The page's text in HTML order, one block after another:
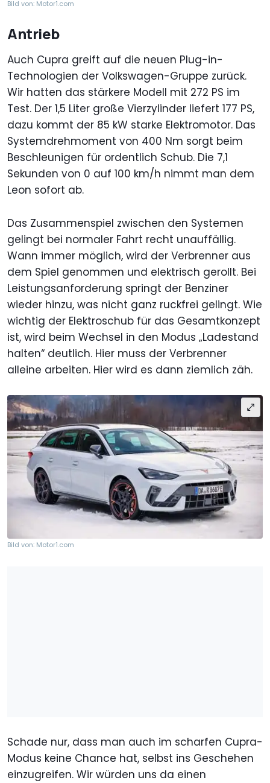
Bild von: Motor1.com
Antrieb
Auch Cupra greift auf die neuen Plug-in-
Technologien der Volkswagen-Gruppe zurück.
Wir hatten das stärkere Modell mit 272 PS im
Test. Der 1,5 Liter große Vierzylinder liefert 177 PS,
dazu kommt der 85 kW starke Elektromotor. Das
Systemdrehmoment von 400 Nm sorgt beim
Beschleunigen für ordentlich Schub. Die 7,1
Sekunden von 0 auf 100 km/h nimmt man dem
Leon sofort ab.
Das Zusammenspiel zwischen den Systemen
gelingt bei normaler Fahrt recht unauffällig.
Wann immer möglich, wird der Verbrenner aus
dem Spiel genommen und elektrisch gerollt. Bei
Leistungsanforderung springt der Benziner
wieder hinzu, was nicht ganz ruckfrei gelingt. Wie
wichtig der Elektroschub für das Gesamtkonzept
ist, wird beim Wechsel in den Modus „Ladestand
halten“ deutlich. Hier muss der Verbrenner
alleine arbeiten. Hier wird es dann ziemlich zäh.
Bild von: Motor1.com
Schade nur, dass man auch im scharfen Cupra-
Modus keine Chance hat, selbst ins Geschehen
einzugreifen. Wir würden uns da einen